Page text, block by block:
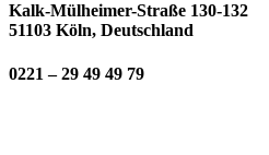
Kalk-Mülheimer-Straße 130-132
51103 Köln, Deutschland
0221 – 29 49 49 79